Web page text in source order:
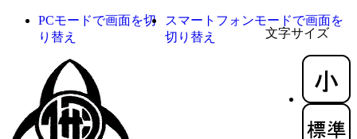
文字サイズ
PCモードで画面を切
り替え
スマートフォンモードで画面を
切り替え